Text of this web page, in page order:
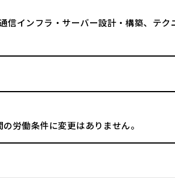
信インフラ・サーバー設計・構築、テ
労働条件に変更はありません。